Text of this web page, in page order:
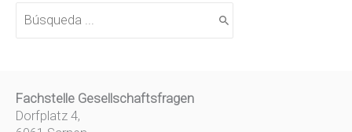
s
p
o
Fachstelle Gesellschaftsfragen
Dorfplatz 4,